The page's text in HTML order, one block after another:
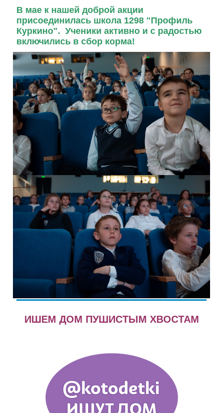
В мае к нашей доброй акции
присоединилась школа 1298 "Профиль
Куркино". Ученики активно и с радостью
включились в сбор корма!
ИШЕМ ДОМ ПУШИСТЫМ ХВОСТАМ